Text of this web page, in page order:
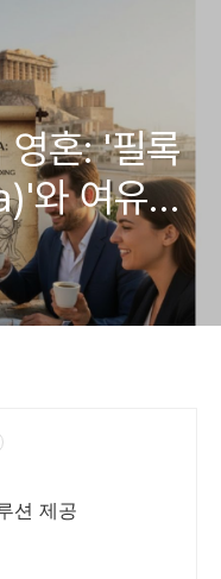
영혼: '필록
와 여유로
션 제공